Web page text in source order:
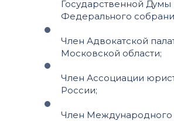
Государственной Думы
Федерального
Член Адвокатской
Московской области;
Член Ассоциации
России;
Член Международного